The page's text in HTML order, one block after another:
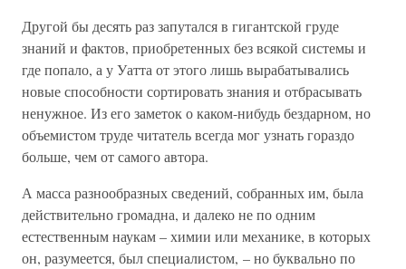
Другой бы десять раз запутался в гигантской груде
знаний и фактов, приобретенных без всякой системы и
где попало, а у Уатта от этого лишь вырабатывались
новые способности сортировать знания и отбрасывать
ненужное. Из его заметок о каком-нибудь бездарном, но
объемистом труде читатель всегда мог узнать гораздо
больше, чем от самого автора.
А масса разнообразных сведений, собранных им, была
действительно громадна, и далеко не по одним
естественным наукам – химии или механике, в которых
он, разумеется, был специалистом, – но буквально по